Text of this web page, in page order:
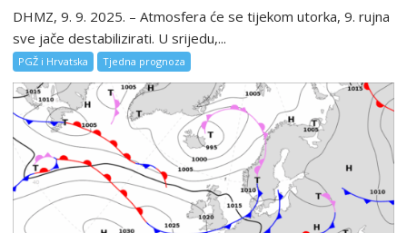
DHMZ, 9. 9. 2025. – Atmosfera će se tijekom utorka, 9. rujna
sve jače destabilizirati. U srijedu,...
PGŽ i Hrvatska Tjedna prognoza